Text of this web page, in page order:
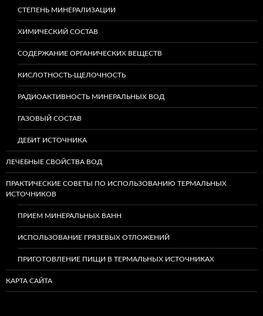
СТЕПЕНЬ МИНЕРАЛИЗАЦИИ
ХИМИЧЕСКИЙ СОСТАВ
СОДЕРЖАНИЕ ОРГАНИЧЕСКИХ ВЕЩЕСТВ
КИСЛОТНОСТЬ-ЩЕЛОЧНОСТЬ
РАДИОАКТИВНОСТЬ МИНЕРАЛЬНЫХ ВОД
ГАЗОВЫЙ СОСТАВ
ДЕБИТ ИСТОЧНИКА
ЛЕЧЕБНЫЕ СВОЙСТВА ВОД
ПРАКТИЧЕСКИЕ СОВЕТЫ ПО ИСПОЛЬЗОВАНИЮ ТЕРМАЛЬНЫХ
ИСТОЧНИКОВ
ПРИЕМ МИНЕРАЛЬНЫХ ВАНН
ИСПОЛЬЗОВАНИЕ ГРЯЗЕВЫХ ОТЛОЖЕНИЙ
ПРИГОТОВЛЕНИЕ ПИЩИ В ТЕРМАЛЬНЫХ ИСТОЧНИКАХ
КАРТА САЙТА